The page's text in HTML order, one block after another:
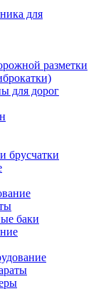
для
разметки
для дорог
брусчатки
баки